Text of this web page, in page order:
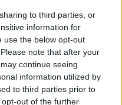
to third parties, or
information for
use the below opt-out
note that after your
continue seeing
information utilized by
to third parties prior to
out of the further